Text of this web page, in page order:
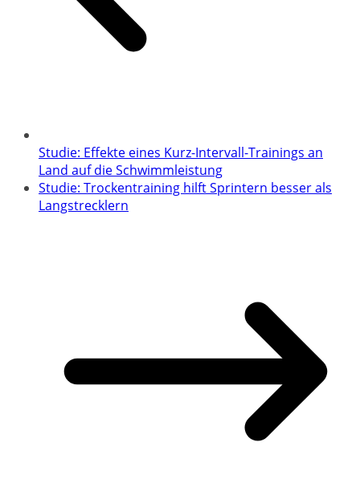
Studie: Effekte eines Kurz-Intervall-Trainings an
Land auf die Schwimmleistung
Studie: Trockentraining hilft Sprintern besser als
Langstrecklern